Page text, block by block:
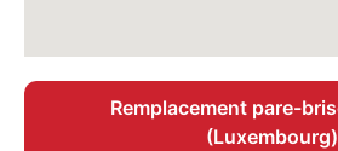
Remplacement pare-
(Luxembourg)